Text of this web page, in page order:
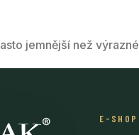
jemnější než
E-SHOP